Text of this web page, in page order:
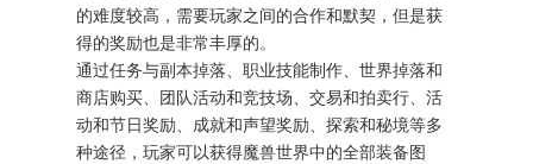
的难度较高，需要玩家之间的合作和默契，但是获
得的奖励也是非常丰厚的。
通过任务与副本掉落、职业技能制作、世界掉落和
商店购买、团队活动和竞技场、交易和拍卖行、活
动和节日奖励、成就和声望奖励、探索和秘境等多
种途径，玩家可以获得魔兽世界中的全部装备图